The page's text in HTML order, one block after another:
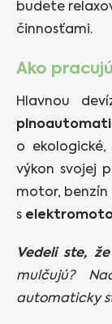
budete
činnosťami.
Ako
Hlavnou
o
výkon svojej
motor, benzín
s
Vedeli ste, že
mulčujú?
automaticky